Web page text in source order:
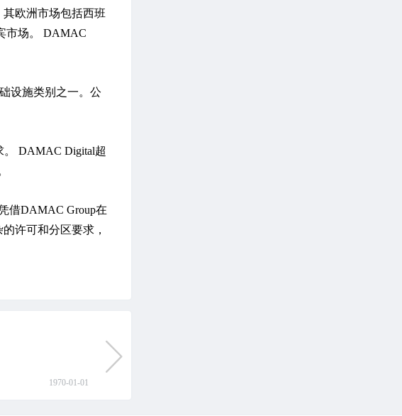
欧洲市场包括西班
市场。 DAMAC
设施类别之一。公
DAMAC Digital超
借DAMAC Group在
许可和分区要求，
1970-01-01